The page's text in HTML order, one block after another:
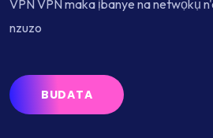
VPN VPN maka ịbanye na netwọkụ
nzuzo
BUDATA